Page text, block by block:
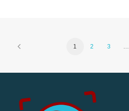
1 2 3